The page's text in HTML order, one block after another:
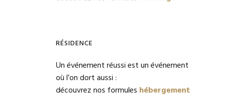
RÉSIDENCE
Un événement réussi est un événement
où l’on dort aussi :
découvrez nos formules hébergement